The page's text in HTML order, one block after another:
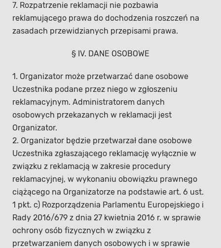
7. Rozpatrzenie reklamacji nie pozbawia
reklamującego prawa do dochodzenia roszczeń na
zasadach przewidzianych przepisami prawa.
§ IV. DANE OSOBOWE
1. Organizator może przetwarzać dane osobowe
Uczestnika podane przez niego w zgłoszeniu
reklamacyjnym. Administratorem danych
osobowych przekazanych w reklamacji jest
Organizator.
2. Organizator będzie przetwarzał dane osobowe
Uczestnika zgłaszającego reklamację wyłącznie w
związku z reklamacją w zakresie procedury
reklamacyjnej, w wykonaniu obowiązku prawnego
ciążącego na Organizatorze na podstawie art. 6 ust.
1 pkt. c) Rozporządzenia Parlamentu Europejskiego i
Rady 2016/679 z dnia 27 kwietnia 2016 r. w sprawie
ochrony osób fizycznych w związku z
przetwarzaniem danych osobowych i w sprawie